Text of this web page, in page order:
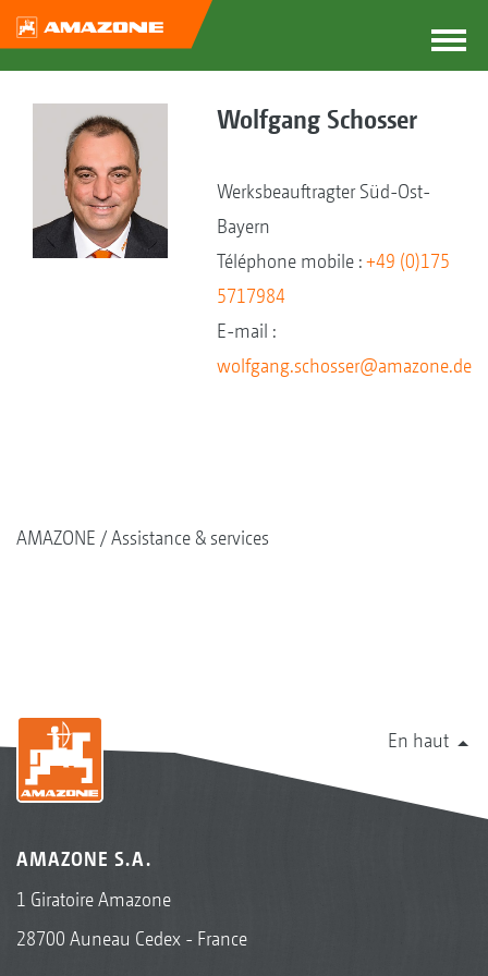
Wolfgang Schosser
Werksbeauftragter Süd-Ost-
Bayern
Téléphone mobile :+49 (0)175
5717984
E-mail :
wolfgang.schosser@amazone.de
AMAZONE Assistance & services
En haut
AMAZONE S.A.
1 Giratoire Amazone
28700 Auneau Cedex - France